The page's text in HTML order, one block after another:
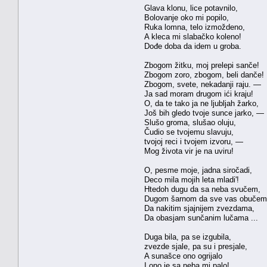
Glava klonu, lice potavnilo,
Bolovanje oko mi popilo,
Ruka lomna, telo izmoždeno,
A kleca mi slabačko koleno!
Dođe doba da idem u groba.
Zbogom žitku, moj prelepi sanče!
Zbogom zoro, zbogom, beli danče!
Zbogom, svete, nekadanji raju. —
Ja sad moram drugom ići kraju!
O, da te tako ja ne ljubljah žarko,
Još bih gledo tvoje sunce jarko, —
Slušo groma, slušao oluju,
Čudio se tvojemu slavuju,
tvojoj reci i tvojem izvoru, —
Mog života vir je na uviru!
O, pesme moje, jadna siročadi,
Deco mila mojih leta mladi'!
Htedoh dugu da sa neba svučem,
Dugom šarnom da sve vas
Da nakitim sjajnijem zvezdama,
Da obasjam sunčanim lučama ...
Duga bila, pa se izgubila,
zvezde sjale, pa su i presjale,
A sunašce ono ogrijalo